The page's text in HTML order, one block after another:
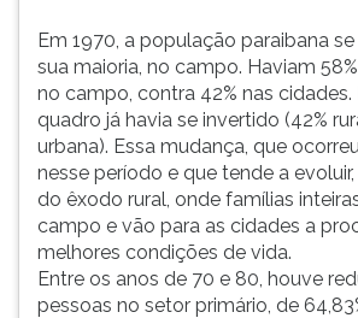
Em 1970, a população paraibana
sua maioria, no campo. Haviam
no campo, contra 42% nas cidades.
quadro já havia se invertido (42%
urbana). Essa mudança, que
nesse período e que tende a
do êxodo rural, onde famílias
campo e vão para as cidades a
melhores condições de vida.
Entre os anos de 70 e 80, houve
pessoas no setor primário, de